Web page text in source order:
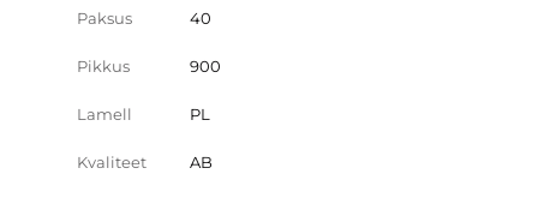
Paksus 40
Pikkus 900
Lamell PL
Kvaliteet AB